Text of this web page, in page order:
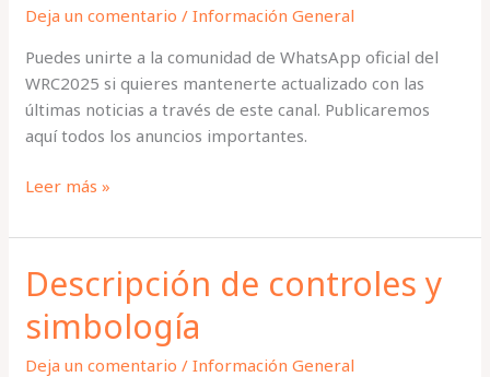
Deja un comentario /Información General
Puedes unirte a la comunidad de WhatsApp oficial del
WRC2025 si quieres mantenerte actualizado con las
últimas noticias a través de este canal. Publicaremos
aquí todos los anuncios importantes.
Únete
la
de
WhatsApp
Leer más »
Descripción de controles y
simbología
Deja un comentario /Información General